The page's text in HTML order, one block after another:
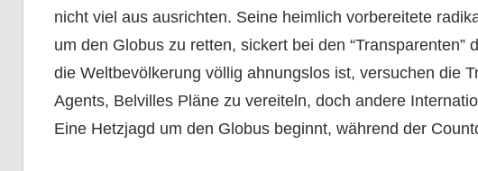
nicht viel aus ausrichten. Seine heimlich vorbereitete
um den Globus zu retten, sickert bei den
die Weltbevölkerung völlig ahnungslos ist, versuchen die
Agents, Belvilles Pläne zu vereiteln, doch andere
Eine Hetzjagd um den Globus beginnt, während der